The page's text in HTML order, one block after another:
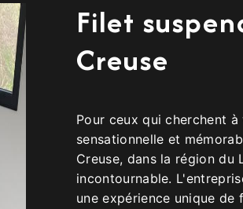
Filet
Creuse
Pour ceux qui cherchent
sensationnelle et
Creuse, dans la région du
incontournable.
une expérience unique